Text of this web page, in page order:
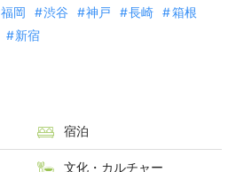
福岡 渋谷 神戸 長崎
箱根
新宿
宿泊
文化・カルチャー